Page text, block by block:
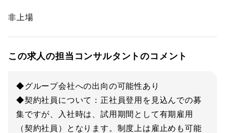
非上場
この求人の担当コンサルタントのコメント
◆グループ会社への出向の可能性あり
◆契約社員について：正社員登用を見込んでの募
集ですが、入社時は、試用期間として有期雇用
（契約社員）となります。制度上は雇止めも可能